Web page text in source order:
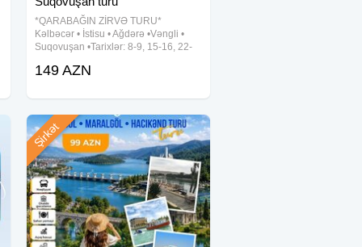
*QARABAĞIN ZİRVƏ TURU*
Kəlbəcər • İstisu • Ağdərə •Vəngli •
Suqovuşan •Tarixlər: 8-9, 15-16, 22-
hotel (*4): 149 azn ✓Qiymətə daxildir:
nəqliyyat -
149 AZN
Şirkət